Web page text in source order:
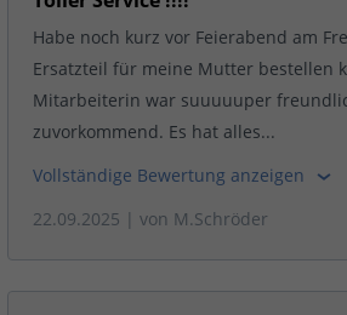
Habe noch kurz vor Feierabend am
Ersatzteil für meine Mutter bestellen
Mitarbeiterin war suuuuuper
zuvorkommend. Es hat alles...
Vollständige Bewertung anzeigen
22.09.2025 | von M.Schröder